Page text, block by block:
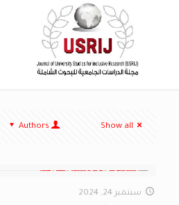
Authors Show all
سبتمبر 24, 2024